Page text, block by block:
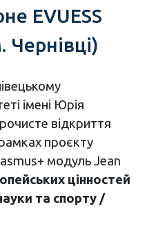
EVUESS
Чернівці)
імені Юрія
відкриття
проєкту
модуль Jean
цінностей
та спорту /